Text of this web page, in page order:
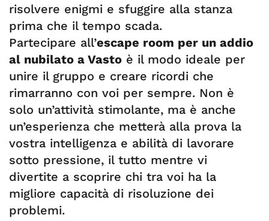
risolvere enigmi e sfuggire alla stanza
prima che il tempo scada.
Partecipare all’escape room per un addio
al nubilato a Vasto è il modo ideale per
unire il gruppo e creare ricordi che
rimarranno con voi per sempre. Non è
solo un’attività stimolante, ma è anche
un’esperienza che metterà alla prova la
vostra intelligenza e abilità di lavorare
sotto pressione, il tutto mentre vi
divertite a scoprire chi tra voi ha la
migliore capacità di risoluzione dei
problemi.